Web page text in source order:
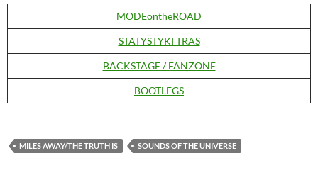
MODEontheROAD
STATYSTYKI TRAS
BACKSTAGE / FANZONE
BOOTLEGS
MILES AWAY/THE TRUTH IS SOUNDS OF THE UNIVERSE